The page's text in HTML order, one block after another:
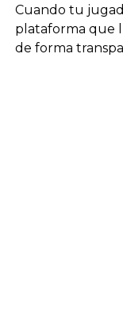
Cuando tu
plataforma que
de forma